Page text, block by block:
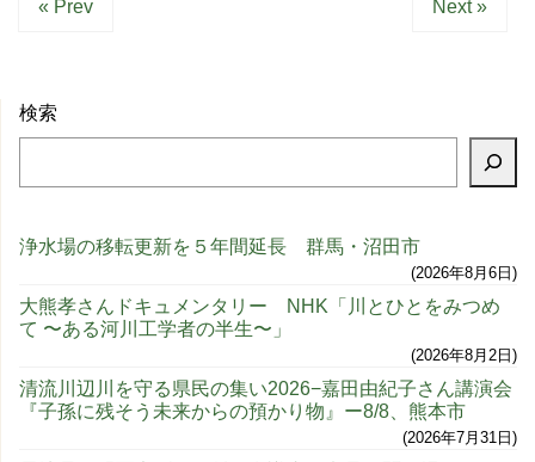
« Prev Next »
検索
浄水場の移転更新を５年間延長 群馬・沼田市
2026年8月6日
大熊孝さんドキュメンタリー NHK「川とひとをみつめ
て 〜ある河川工学者の半生〜」
2026年8月2日
清流川辺川を守る県民の集い2026−嘉田由紀子さん講演会
『子孫に残そう未来からの預かり物』ー8/8、熊本市
2026年7月31日